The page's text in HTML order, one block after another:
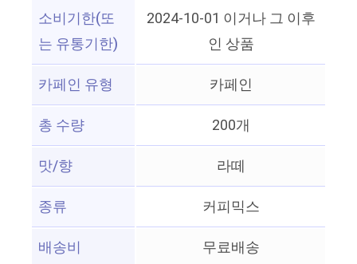
소비기한(또
는 유통기한)
2024-10-01 이거나 그 이후
인 상품
카페인 유형
카페인
총 수량
200개
맛/향
라떼
종류
커피믹스
배송비
무료배송